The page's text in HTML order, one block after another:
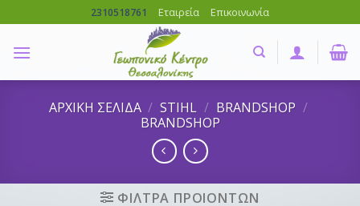
to
content
2310518761 Εταιρεία Επικοινωνία
ΑΡΧΙΚΗ ΣΕΛΙΔΑ / STIHL / BRANDSHOP /
BRANDSHOP
ΦΙΛΤΡΑ ΠΡΟΙΟΝΤΩΝ